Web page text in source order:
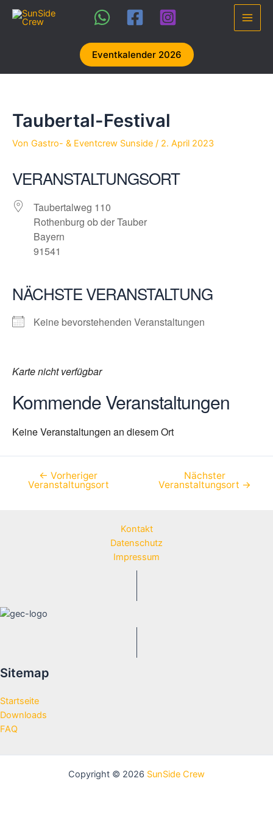
Inhalt
Main
Eventkalender 2026
Taubertal-Festival
Von Gastro- & Eventcrew Sunside / 2. April 2023
VERANSTALTUNGSORT
Taubertalweg 110
Rothenburg ob der Tauber
Bayern
91541
NÄCHSTE VERANSTALTUNG
Keine bevorstehenden Veranstaltungen
Karte nicht verfügbar
Kommende Veranstaltungen
Keine Veranstaltungen an diesem Ort
Beitragsnavigation
← Vorheriger
Veranstaltungsort
Nächster
Veranstaltungsort →
Kontakt
Datenschutz
Impressum
Sitemap
Startseite
Downloads
FAQ
Copyright © 2026 SunSide Crew